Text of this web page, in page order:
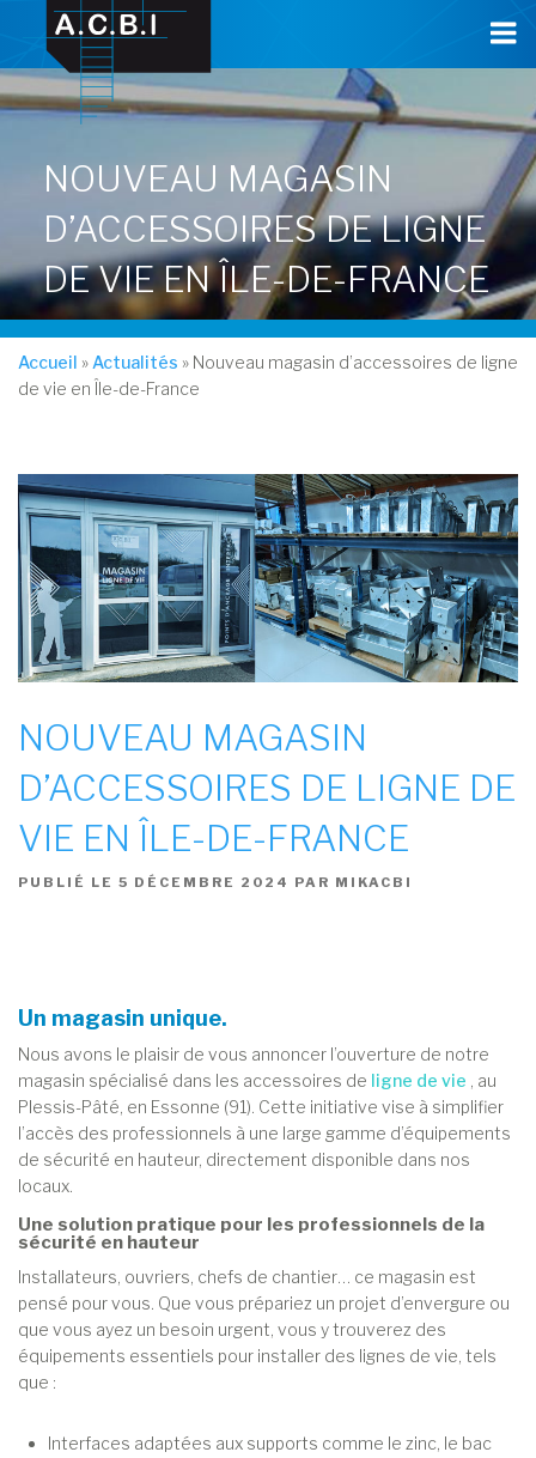
NOUVEAU MAGASIN
D’ACCESSOIRES DE LIGNE
DE VIE EN ÎLE-DE-FRANCE
Accueil » Actualités » Nouveau magasin d’accessoires de ligne
de vie en Île-de-France
NOUVEAU MAGASIN
D’ACCESSOIRES DE LIGNE DE
VIE EN ÎLE-DE-FRANCE
PUBLIÉ LE 5 DÉCEMBRE 2024 PAR MIKACBI
Un magasin unique.
Nous avons le plaisir de vous annoncer l’ouverture de notre
magasin spécialisé dans les accessoires de ligne de vie , au
Plessis-Pâté, en Essonne (91). Cette initiative vise à simplifier
l’accès des professionnels à une large gamme d’équipements
de sécurité en hauteur, directement disponible dans nos
locaux.
Une solution pratique pour les professionnels de la
sécurité en hauteur
Installateurs, ouvriers, chefs de chantier… ce magasin est
pensé pour vous. Que vous prépariez un projet d’envergure ou
que vous ayez un besoin urgent, vous y trouverez des
équipements essentiels pour installer des lignes de vie, tels
que :
Interfaces adaptées aux supports comme le zinc, le bac
Cookies management panel